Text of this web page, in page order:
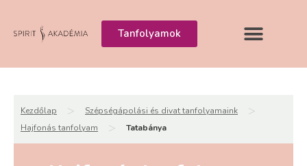
Tanfolyamok
Kezdőlap > Szépségápolási és divat tanfolyamaink >
Hajfonás tanfolyam > Tatabánya